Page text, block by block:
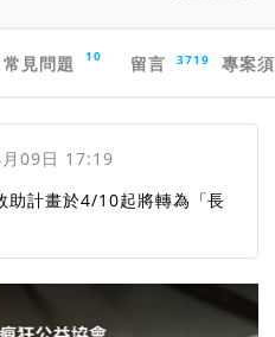
常見問題 10 留言 3719 專案
09日 17:19
助計畫於4/10起將轉為「長